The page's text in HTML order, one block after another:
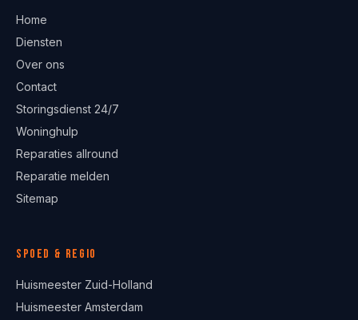
Home
Diensten
Over ons
Contact
Storingsdienst 24/7
Woninghulp
Reparaties allround
Reparatie melden
Sitemap
Spoed & regio
Huismeester Zuid-Holland
Huismeester Amsterdam